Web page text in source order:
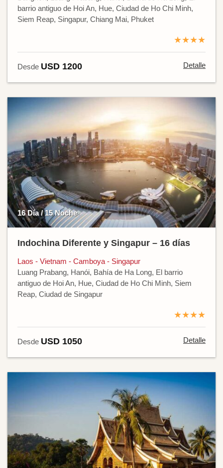
barrio antiguo de Hoi An, Hue, Ciudad de Ho Chi Minh,
Siem Reap, Singapur, Chiang Mai, Phuket
★★★★
Desde USD 1200 Detalle
16 Día / 15 Noche
Indochina Diferente y Singapur – 16 días
Laos - Vietnam - Camboya - Singapur
Luang Prabang, Hanói, Bahía de Ha Long, El barrio
antiguo de Hoi An, Hue, Ciudad de Ho Chi Minh, Siem
Reap, Ciudad de Singapur
★★★★
Desde USD 1050 Detalle